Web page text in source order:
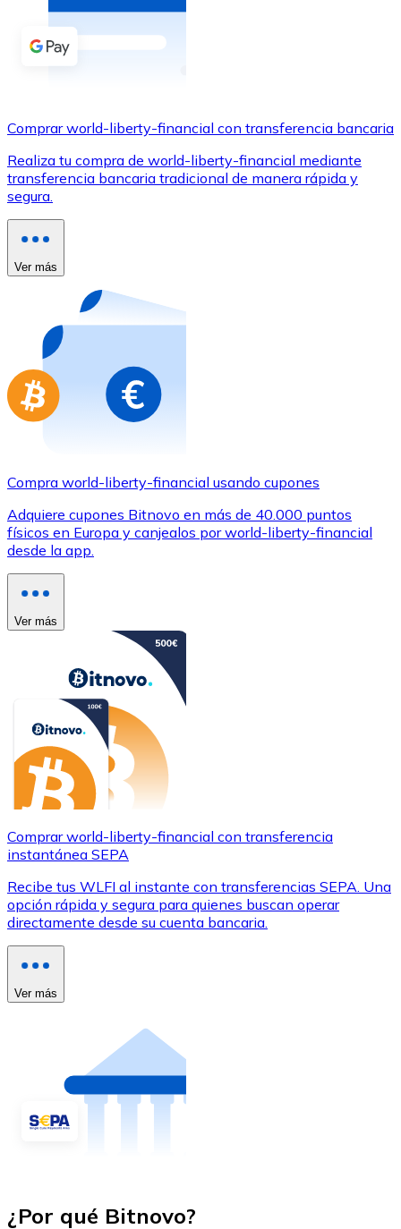
Comprar con Transferencia
Comprar con tarjeta
Tienda - Tarjetas regalo
Nuevo
Compra tarjetas regalo de tus marcas favoritas con
Ir a la tienda de tarjetas regalo
Comprar world-liberty-financial con transferencia bancaria
Realiza tu compra de world-liberty-financial mediante
transferencia bancaria tradicional de manera rápida y
segura.
Ver más
Compra world-liberty-financial usando cupones
Adquiere cupones Bitnovo en más de 40.000 puntos
físicos en Europa y canjealos por world-liberty-financial
desde la app.
Ver más
Comprar world-liberty-financial con transferencia
instantánea SEPA
Recibe tus WLFI al instante con transferencias SEPA. Una
opción rápida y segura para quienes buscan operar
directamente desde su cuenta bancaria.
Ver más
¿Por qué Bitnovo?